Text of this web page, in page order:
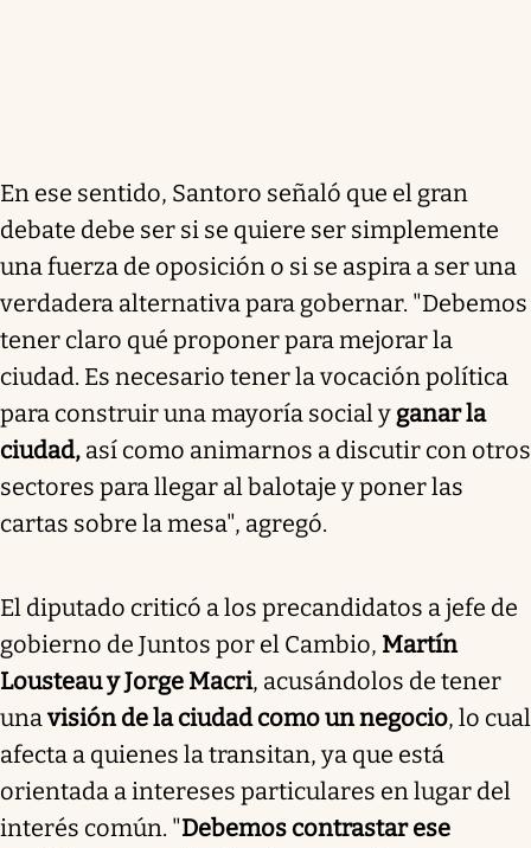
En ese sentido, Santoro señaló que el gran
debate debe ser si se quiere ser simplemente
una fuerza de oposición o si se aspira a ser una
verdadera alternativa para gobernar. "Debemos
tener claro qué proponer para mejorar la
ciudad. Es necesario tener la vocación política
para construir una mayoría social y ganar la
ciudad, así como animarnos a discutir con otros
sectores para llegar al balotaje y poner las
cartas sobre la mesa", agregó.
El diputado criticó a los precandidatos a jefe de
gobierno de Juntos por el Cambio, Martín
Lousteau y Jorge Macri, acusándolos de tener
unavisión de la ciudad como un negocio, lo cual
afecta a quienes la transitan, ya que está
orientada a intereses particulares en lugar del
interés común. "Debemos contrastar ese